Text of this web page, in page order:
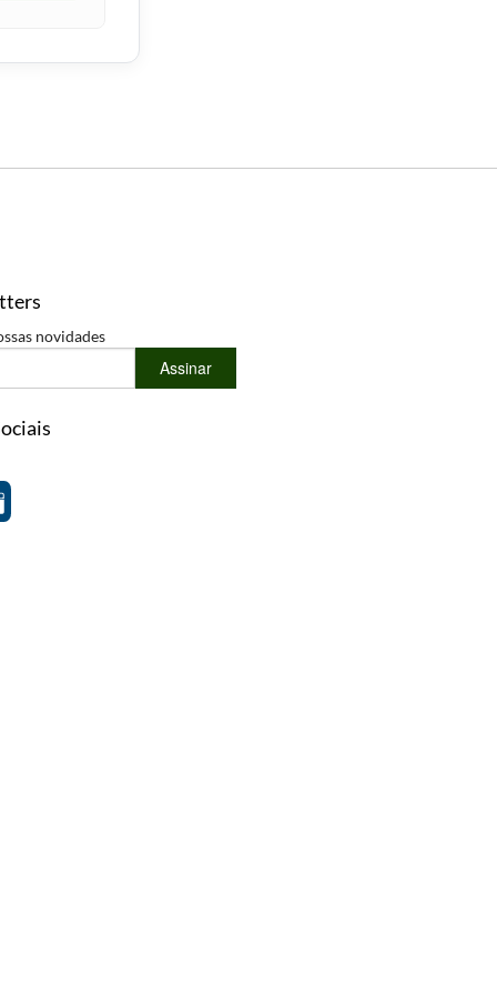
novidades
Assinar